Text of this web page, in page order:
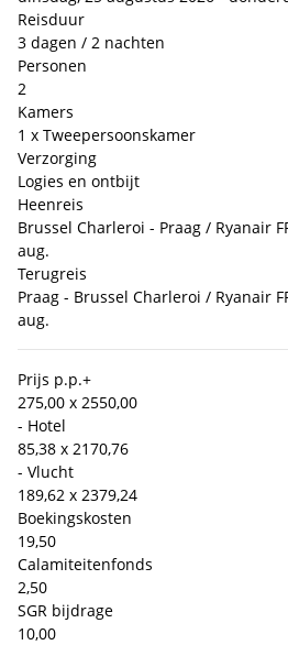
Reisduur
3 dagen / 2 nachten
Personen
2
Kamers
1 x Tweepersoonskamer
Verzorging
Logies en ontbijt
Heenreis
Brussel Charleroi - Praag / Ryanair
aug.
Terugreis
Praag - Brussel Charleroi / Ryanair
aug.
Prijs p.p.+
275,00 x 2550,00
- Hotel
85,38 x 2170,76
- Vlucht
189,62 x 2379,24
Boekingskosten
19,50
Calamiteitenfonds
2,50
SGR bijdrage
10,00